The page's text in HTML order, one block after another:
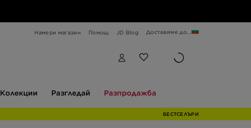
Намери магазин Помощ JD Blog Доставяме до...
Колекции Разгледай Разпродажба
БЕСТСЕЛЪРИ